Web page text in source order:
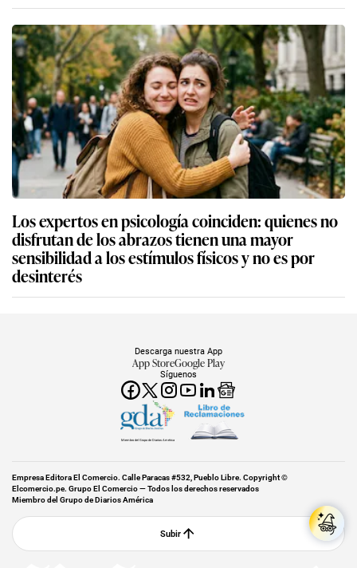
Los expertos en psicología coinciden: quienes no
disfrutan de los abrazos tienen una mayor
sensibilidad a los estímulos físicos y no es por
desinterés
Síguenos
Descarga nuestra App
App StoreGoogle Play
Miembro del Grupo de Diarios América
Empresa Editora El Comercio. Calle Paracas #532, Pueblo Libre. Copyright ©
Elcomercio.pe. Grupo El Comercio — Todos los derechos reservados
Miembro del Grupo de Diarios América
Subir